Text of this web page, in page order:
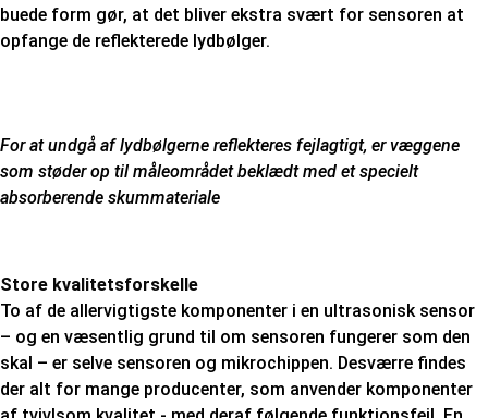
buede form gør, at det bliver ekstra svært for sensoren at
opfange de reflekterede lydbølger.
For at undgå af lydbølgerne reflekteres fejlagtigt, er væggene
som støder op til måleområdet beklædt med et specielt
absorberende skummateriale
Store kvalitetsforskelle
To af de allervigtigste komponenter i en ultrasonisk sensor
– og en væsentlig grund til om sensoren fungerer som den
skal – er selve sensoren og mikrochippen. Desværre findes
der alt for mange producenter, som anvender komponenter